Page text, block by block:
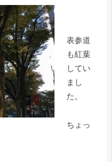
表参道
も紅葉
してい
まし
た。
ちょっ